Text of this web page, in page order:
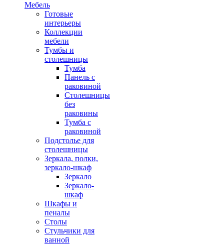
Мебель
Готовые
интерьеры
Коллекции
мебели
Тумбы и
столешницы
Тумба
Панель с
раковиной
Столешницы
без
раковины
Тумба с
раковиной
Подстолье для
столешницы
Зеркала, полки,
зеркало-шкаф
Зеркало
Зеркало-
шкаф
Шкафы и
пеналы
Столы
Стульчики для
ванной